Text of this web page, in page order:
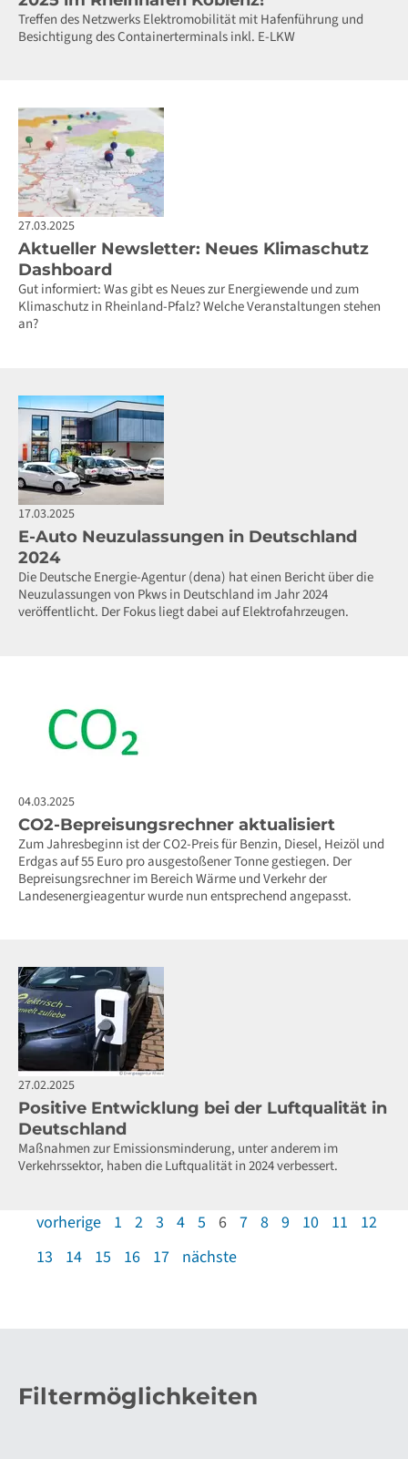
Treffen des Netzwerks Elektromobilität mit Hafenführung und
Besichtigung des Containerterminals inkl. E-LKW
27.03.2025
Aktueller Newsletter: Neues Klimaschutz
Dashboard
Gut informiert: Was gibt es Neues zur Energiewende und zum
Klimaschutz in Rheinland-Pfalz? Welche Veranstaltungen stehen
an?
17.03.2025
E-Auto Neuzulassungen in Deutschland
2024
Die Deutsche Energie-Agentur (dena) hat einen Bericht über die
Neuzulassungen von Pkws in Deutschland im Jahr 2024
veröffentlicht. Der Fokus liegt dabei auf Elektrofahrzeugen.
04.03.2025
CO2-Bepreisungsrechner aktualisiert
Zum Jahresbeginn ist der CO2-Preis für Benzin, Diesel, Heizöl und
Erdgas auf 55 Euro pro ausgestoßener Tonne gestiegen. Der
Bepreisungsrechner im Bereich Wärme und Verkehr der
Landesenergieagentur wurde nun entsprechend angepasst.
27.02.2025
Positive Entwicklung bei der Luftqualität in
Deutschland
Maßnahmen zur Emissionsminderung, unter anderem im
Verkehrssektor, haben die Luftqualität in 2024 verbessert.
vorherige 1 2 3 4 5 6 7 8 9 10 11
12
13
14 15 16 17 nächste
Filtermöglichkeiten